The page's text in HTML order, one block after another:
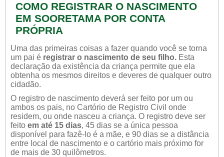
COMO REGISTRAR O NASCIMENTO
EM SOORETAMA POR CONTA
PRÓPRIA
Uma das primeiras coisas a fazer quando você se torna
um pai é registrar o nascimento de seu filho. Esta
declaração da existência da criança permite que ela
obtenha os mesmos direitos e deveres de qualquer outro
cidadão.
O registro de nascimento deverá ser feito por um ou
ambos os pais, no Cartório de Registro Civil onde
residem, ou onde nasceu a criança. O registro deve ser
feito em até 15 dias, 45 dias se a única pessoa
disponível para fazê-lo é a mãe, e 90 dias se a distância
entre local de nascimento e o cartório mais próximo for
de mais de 30 quilômetros.